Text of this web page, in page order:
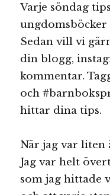
Varje söndag
ungdomsböcker
Sedan vill vi
din blogg,
kommentar.
och
hittar dina tips.
När jag var liten
Jag var helt
som jag hittade